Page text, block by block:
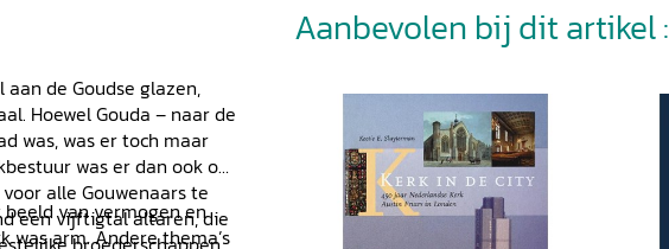
de Goudse glazen,
Hoewel Gouda – naar de
was, was er toch maar
was er dan ook op
alle Gouwenaars te
een vijftigtal altaren, die
van vermogen en
was arm. Andere thema’s
Aanbevolen bij dit artikel :